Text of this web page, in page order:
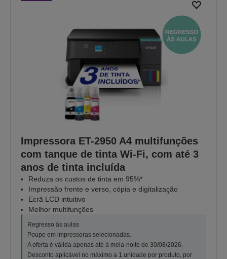
Impressora ET-2950 A4 multifunções
com tanque de tinta Wi-Fi, com até 3
anos de tinta incluída
Reduza os custos de tinta em 95%*
Impressão frente e verso, cópia e digitalização
Ecrã LCD intuitivo
Melhor multifunções
Regresso às aulas
Poupe em impressoras selecionadas.
A oferta é válida apenas até à meia-noite de 30/08/2026.
Desconto aplicável no máximo a 1 unidade por produto, por